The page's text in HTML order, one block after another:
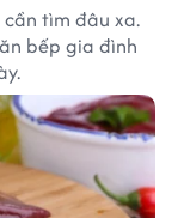
tìm đâu xa.
bếp gia đình